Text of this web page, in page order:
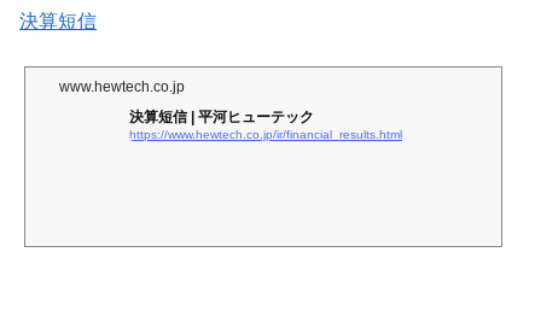
決算短信
www.hewtech.co.jp
決算短信 | 平河ヒューテック
https://www.hewtech.co.jp/ir/financial_results.html